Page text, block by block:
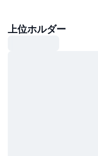
上位ホルダー